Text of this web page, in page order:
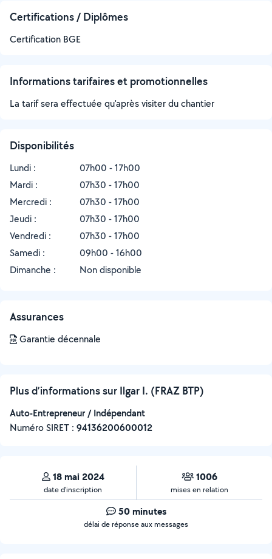
Certifications / Diplômes
Certification BGE
Informations tarifaires et promotionnelles
La tarif sera effectuée qu'après visiter du chantier
Disponibilités
Lundi :
07h00 - 17h00
Mardi :
07h30 - 17h00
Mercredi :
07h30 - 17h00
Jeudi :
07h30 - 17h00
Vendredi :
07h30 - 17h00
Samedi :
09h00 - 16h00
Dimanche :
Non disponible
Assurances
Garantie décennale
Plus d’informations sur Ilgar I. (FRAZ BTP)
Auto-Entrepreneur / Indépendant
Numéro SIRET : ‍94136200600012
18 mai 2024
date d’inscription
1006
mises en relation
50 minutes
délai de réponse aux messages